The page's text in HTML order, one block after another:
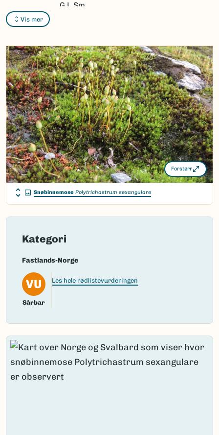
Vis mer
G.L.Sm.
Synonymer:
sexangulareFlörke ex
Brid.
Bokmål:snøbinnemose
Nynorsk:snøbinnemose
Nordsamisk/Davvisámegiella:Ingen
Vitenskapelig navn ID:104859
Takson ID:186333
Gå til Nortaxa for flere detaljer
(Ekstern lenke)
Forstørr
Snøbinnemose Polytrichastrum sexangulare
Kategori
Fastlands-Norge
VU
Sårbar
Les hele rødlistevurderingen